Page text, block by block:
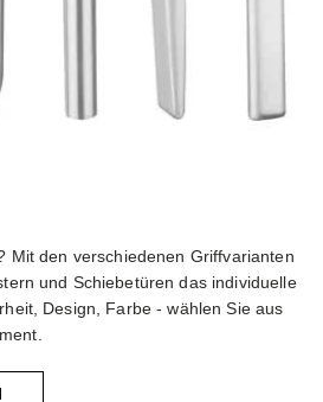
Mit den verschiedenen Griffvarianten
und Schiebetüren das individuelle
Design, Farbe - wählen Sie aus